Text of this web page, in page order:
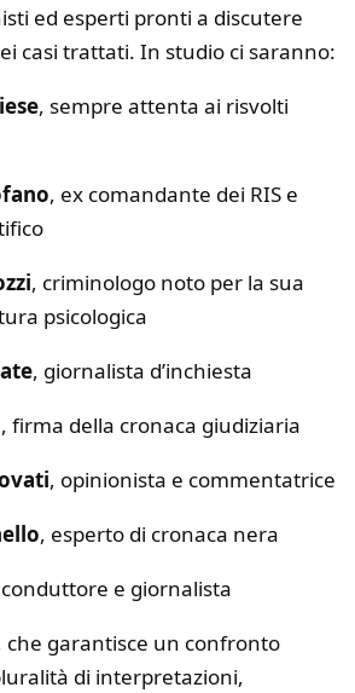
ed esperti pronti a discutere
casi trattati. In studio ci saranno:
, sempre attenta ai risvolti
, ex comandante dei RIS e
, criminologo noto per la sua
psicologica
, giornalista d’inchiesta
, firma della cronaca giudiziaria
, opinionista e commentatrice
, esperto di cronaca nera
e giornalista
che garantisce un confronto
di interpretazioni,